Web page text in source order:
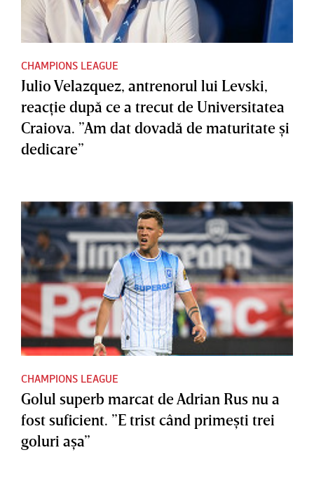
CHAMPIONS LEAGUE
Julio Velazquez, antrenorul lui Levski,
reacţie după ce a trecut de Universitatea
Craiova. ”Am dat dovadă de maturitate şi
dedicare”
CHAMPIONS LEAGUE
Golul superb marcat de Adrian Rus nu a
fost suficient. ”E trist când primeşti trei
goluri aşa”